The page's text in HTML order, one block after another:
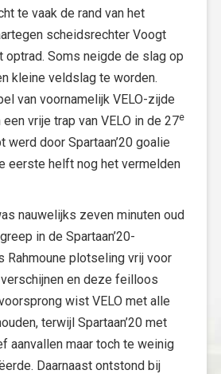
te vaak de rand van het
scheidsrechter Voogt
optrad. Soms neigde de slag op
kleine veldslag te worden.
van voornamelijk VELO-zijde
vrije trap van VELO in de 27e
werd door Spartaan’20 goalie
eerste helft nog het vermelden
nauwelijks zeven minuten oud
in de Spartaan’20-
Rahmoune plotseling vrij voor
en deze feilloos
wist VELO met alle
terwijl Spartaan’20 met
aanvallen maar toch te weinig
Daarnaast ontstond bij